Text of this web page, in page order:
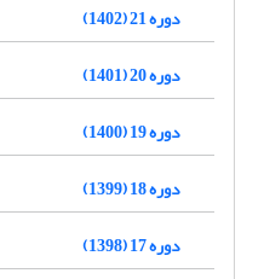
دوره 21 (1402)
دوره 20 (1401)
دوره 19 (1400)
دوره 18 (1399)
دوره 17 (1398)